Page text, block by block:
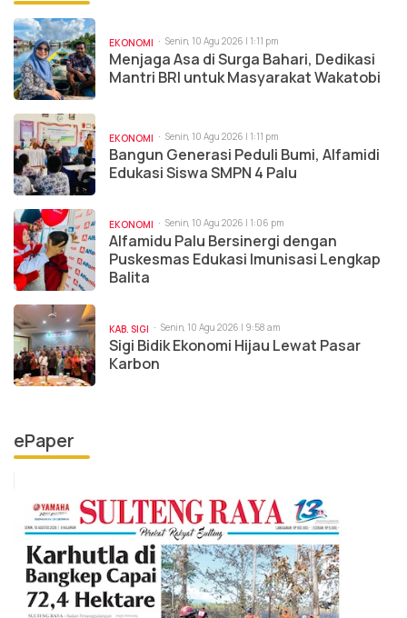
EKONOMI Senin, 10 Agu 2026 | 1:11 pm
Menjaga Asa di Surga Bahari, Dedikasi
Mantri BRI untuk Masyarakat Wakatobi
EKONOMI Senin, 10 Agu 2026 | 1:11 pm
Bangun Generasi Peduli Bumi, Alfamidi
Edukasi Siswa SMPN 4 Palu
EKONOMI Senin, 10 Agu 2026 | 1:06 pm
Alfamidu Palu Bersinergi dengan
Puskesmas Edukasi Imunisasi Lengkap
Balita
KAB. SIGI Senin, 10 Agu 2026 | 9:58 am
Sigi Bidik Ekonomi Hijau Lewat Pasar
Karbon
ePaper